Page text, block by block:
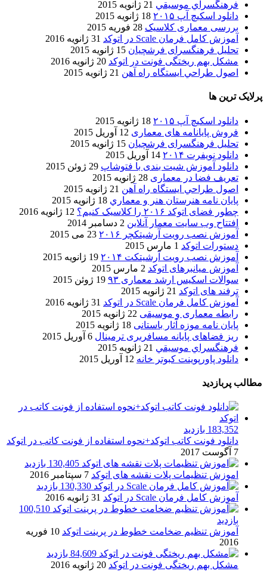
فرهنگسراي موسيقي 21 ژانویه 2015
دانلود اسکیچ آپ ۲۰۱۵
18 ژانویه 2015
بررسی معماری کلاسیک 28 فوریه 2015
آموزش کامل فرمان Scale در اتوکد
31 ژانویه 2016
تحلیل فرهنگسرای فرشچیان 15 ژانویه 2015
مشکل بهم ریختگی فونت در اتوکد 20 ژانویه 2016
اصول طراحي ایستگاه راه آهن 21 ژانویه 2015
پرلایک ترین ها
دانلود اسکیچ آپ ۲۰۱۵
18 ژانویه 2015
فروش پایانامه های معماری 12 آوریل 2015
تحلیل فرهنگسرای فرشچیان 15 ژانویه 2015
دانلود نویفرت ۲۰۱۴
14 آوریل 2015
دانلود آموزش شیت بندی با فتوشاپ 29 ژوئن 2015
تعریف فضا در معماری 28 ژانویه 2015
اصول طراحي ایستگاه راه آهن 21 ژانویه 2015
پایان نامه هنرستان هنر و معماري 18 ژانویه 2015
چطور فضای اتوکد ۲۰۱۶ را کلاسیک کنیم؟
12 ژانویه 2016
افتتاح وب سایت معمار آنلاین 2 دسامبر 2014
آموزش نصب رویت آرشیتکچر ۲۰۱۶
23 می 2015
دستورات اتوکد 1 مارس 2015
آموزش نصب رویت آرشیتکت ۲۰۱۴
19 ژانویه 2015
آموزش میانبرهای اتوکد 2 مارس 2015
سوالات اسکیس ارشد معماری ۹۳
19 ژوئن 2015
ترفند های اتوکد 21 ژانویه 2015
آموزش کامل فرمان Scale در اتوکد
31 ژانویه 2016
رابطه معماری و موسیقی 22 ژانویه 2015
پایان نامه موزه آثار باستانی 18 ژانویه 2015
ریز فضاهای پایانه مسافربری ترمینال 6 آوریل 2015
فرهنگسراي موسيقي 21 ژانویه 2015
دانلود پاورپوینت کبوتر خانه 12 آوریل 2015
مطالب پربازدید
183,352 بازدید
دانلود فونت کاتب اتوکد+نحوه استفاده از فونت کاتب در اتوکد
7 آگوست 2017
130,405 بازدید
اموزش تنظیمات پلات نقشه های اتوکد 7 سپتامبر 2016
130,330 بازدید
آموزش کامل فرمان Scale در اتوکد
31 ژانویه 2016
100,510
بازدید
آموزش تنظیم ضخامت خطوط در پرینت اتوکد
10 فوریه
2016
84,609 بازدید
مشکل بهم ریختگی فونت در اتوکد 20 ژانویه 2016